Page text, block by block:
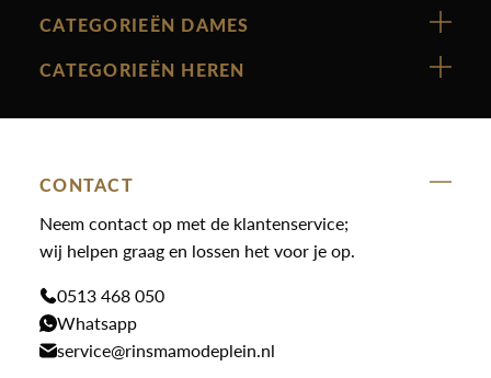
Vanguard
Cast Iron
Paul en Shark
Genti
PME Legend
Butcher of Blue
CATEGORIEËN DAMES
Nieuw binnen
Blouses
Broeken
Gilets
Jassen
Jeans
Jumpsuits
CATEGORIEËN HEREN
Broeken
Colberts
Giftcards
Jassen
Overhemden
CONTACT
Neem contact op met de klantenservice;
wij helpen graag en lossen het voor je op.
0513 468 050
Whatsapp
service@rinsmamodeplein.nl